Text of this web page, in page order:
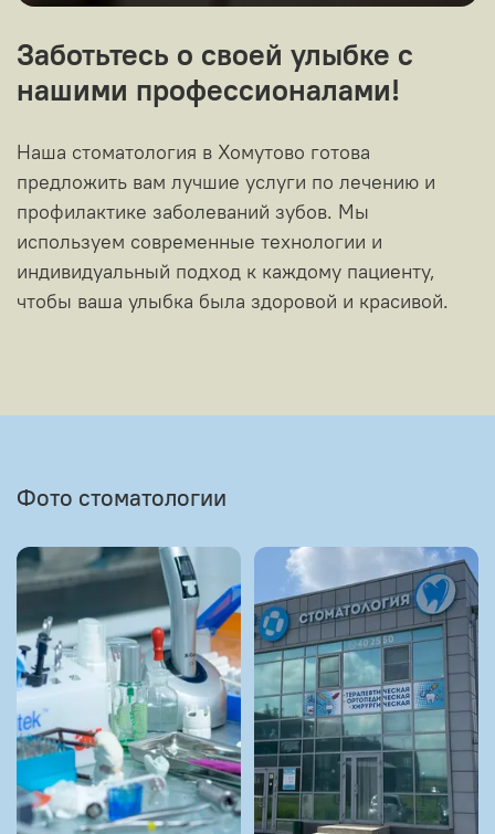
Заботьтесь о своей улыбке с
нашими профессионалами!
Наша стоматология в Хомутово готова
предложить вам лучшие услуги по лечению и
профилактике заболеваний зубов. Мы
используем современные технологии и
индивидуальный подход к каждому пациенту,
чтобы ваша улыбка была здоровой и красивой.
Фото стоматологии